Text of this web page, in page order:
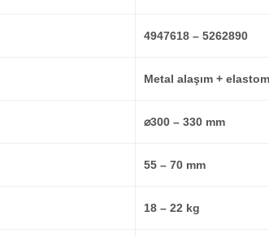
4947618 – 5262890
Metal alaşım +
⌀300 – 330 mm
55 – 70 mm
18 – 22 kg